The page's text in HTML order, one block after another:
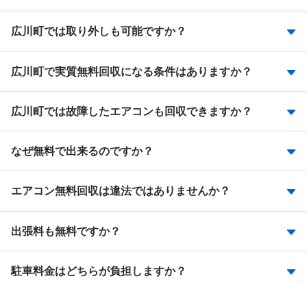
広川町では取り外しも可能ですか？
広川町で実質無料回収になる条件はありますか？
広川町では故障したエアコンも回収できますか？
なぜ無料で出来るのですか？
エアコン無料回収は違法ではありませんか？
出張料も無料ですか？
駐車料金はどちらが負担しますか？